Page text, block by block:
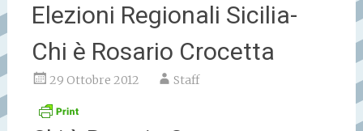
Elezioni Regionali Sicilia-
Chi è Rosario Crocetta
29 Ottobre 2012 Staff